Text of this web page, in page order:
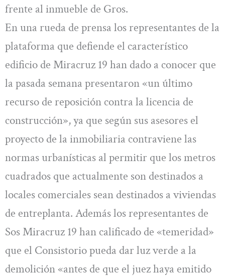
frente al inmueble de Gros.
En una rueda de prensa los representantes de la
plataforma que defiende el característico
edificio de Miracruz 19 han dado a conocer que
la pasada semana presentaron «un último
recurso de reposición contra la licencia de
construcción», ya que según sus asesores el
proyecto de la inmobiliaria contraviene las
normas urbanísticas al permitir que los metros
cuadrados que actualmente son destinados a
locales comerciales sean destinados a viviendas
de entreplanta. Además los representantes de
Sos Miracruz 19 han calificado de «temeridad»
que el Consistorio pueda dar luz verde a la
demolición «antes de que el juez haya emitido